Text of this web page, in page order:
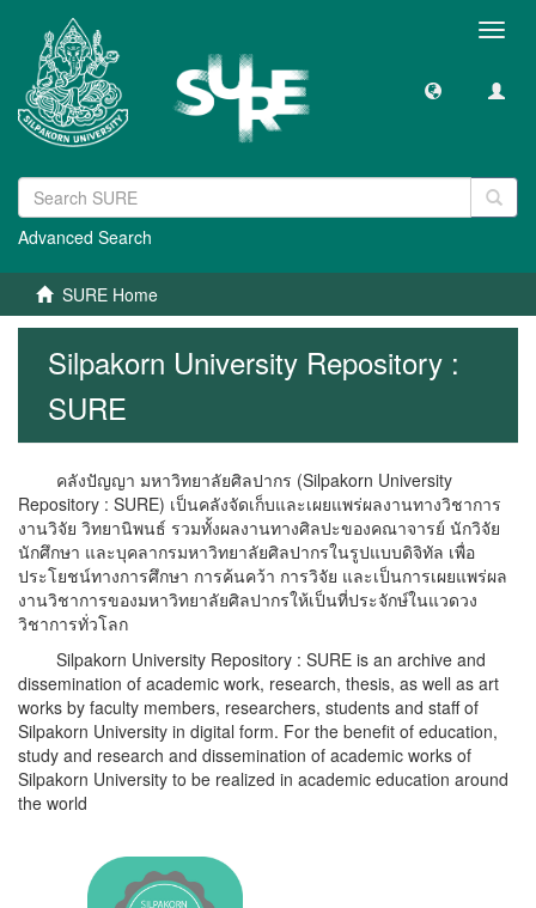
Advanced Search
SURE Home
Silpakorn University Repository :
SURE
คลังปัญญา มหาวิทยาลัยศิลปากร (Silpakorn University
Repository : SURE) เป็นคลังจัดเก็บและเผยแพร่ผลงานทางวิชาการ
งานวิจัย วิทยานิพนธ์ รวมทั้งผลงานทางศิลปะของคณาจารย์ นักวิจัย
นักศึกษา และบุคลากรมหาวิทยาลัยศิลปากรในรูปแบบดิจิทัล เพื่อ
ประโยชน์ทางการศึกษา การค้นคว้า การวิจัย และเป็นการเผยแพร่ผล
งานวิชาการของมหาวิทยาลัยศิลปากรให้เป็นที่ประจักษ์ในแวดวง
วิชาการทั่วโลก
Silpakorn University Repository : SURE is an archive and
dissemination of academic work, research, thesis, as well as art
works by faculty members, researchers, students and staff of
Silpakorn University in digital form. For the benefit of education,
study and research and dissemination of academic works of
Silpakorn University to be realized in academic education around
the world